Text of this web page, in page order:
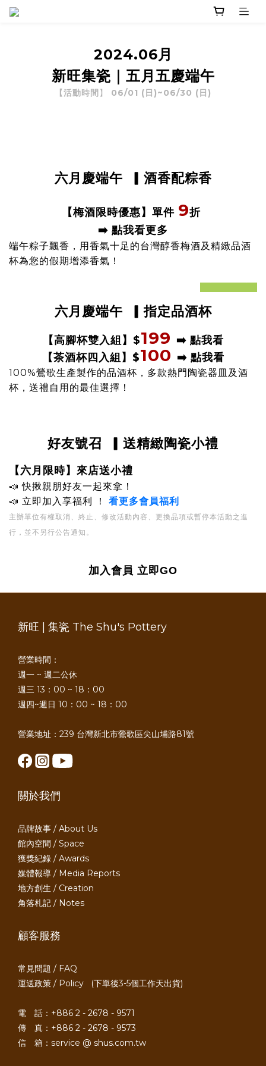
2024.06月
新旺集瓷 ｜五月五慶端午
【活動時間 】 06/01 (日)~06/30 (日)
六月慶端午 ▎酒香配粽香
【梅酒限時優惠 】 單件 9折
➡️ 點我看更多
端午粽子飄香，用 香氣十足的台灣醇香梅酒及精緻品酒
杯為您的假期增添香氣 ！
六月慶端午 ▎指定品酒杯
【高腳杯雙入組 】 $199 ➡️ 點我看
【茶酒杯四入組 】 $100 ➡️ 點我看
100%鶯歌生產製作的品酒杯，多款熱門陶瓷器皿及酒
杯，送禮自用的最佳選擇！
好友號召 ▎送精緻陶瓷小禮
【六月限時】來店送小禮
📣快揪親朋好友一起來拿！
📣 立即加入享福利 ！ 看更多會員福利
主辦單位有權取消、終止、修改活動內容、更換品項或暫停本活動之進
行，並不另行公告通知。
加入會員 立即GO
新旺 | 集瓷 The Shu's Pottery
營業時間：
週一 ~ 週二公休
週三 13：00 ~ 18：00
週四~週日 10：00 ~ 18：00
營業地址：239 台灣新北市鶯歌區尖山埔路81號
關於我們
品牌故事 / About Us
館內空間 / Space
獲獎紀錄 / Awards
媒體報導 / Media Reports
地方創生 / Creation
角落札記 / Notes
顧客服務
常見問題 / FAQ
運送政策 / Policy (下單後3-5個工作天出貨)
電 話：+886 2 - 2678 - 9571
傳 真：+886 2 - 2678 - 9573
信 箱：service @ shus.com.tw